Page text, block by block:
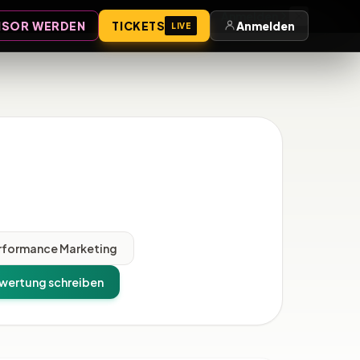
Anmelden
WERDEN TICKETS LIVE Anmelden
Marketing
schreiben